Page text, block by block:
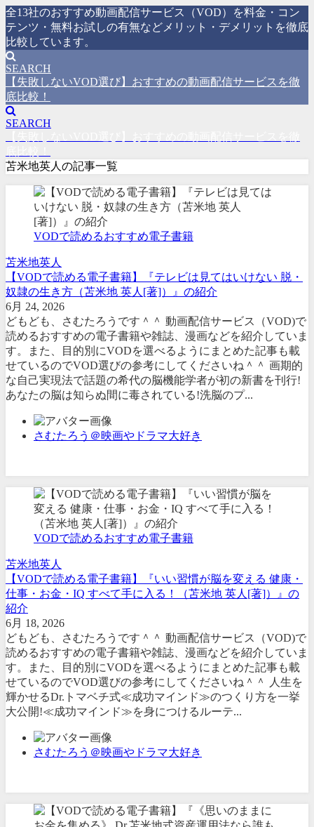
全13社のおすすめ動画配信サービス（VOD）を料金・コン
テンツ・無料お試しの有無などメリット・デメリットを徹底
比較しています。
SEARCH
【失敗しないVOD選び】おすすめの動画配信サービスを徹
底比較！
SEARCH
苫米地英人の記事一覧
VODで読めるおすすめ電子書籍
苫米地英人
【VODで読める電子書籍】『テレビは見てはいけない 脱・
奴隷の生き方（苫米地 英人[著]）』の紹介
6月 24, 2026
どもども、さむたろうです＾＾ 動画配信サービス（VOD)で
読めるおすすめの電子書籍や雑誌、漫画などを紹介していま
す。また、目的別にVODを選べるようにまとめた記事も載
せているのでVOD選びの参考にしてくださいね＾＾ 画期的
な自己実現法で話題の希代の脳機能学者が初の新書を刊行!
あなたの脳は知らぬ間に毒されている!洗脳のプ...
さむたろう＠映画やドラマ大好き
VODで読めるおすすめ電子書籍
苫米地英人
【VODで読める電子書籍】『いい習慣が脳を変える 健康・
仕事・お金・IQ すべて手に入る！（苫米地 英人[著]）』の
紹介
6月 18, 2026
どもども、さむたろうです＾＾ 動画配信サービス（VOD)で
読めるおすすめの電子書籍や雑誌、漫画などを紹介していま
す。また、目的別にVODを選べるようにまとめた記事も載
せているのでVOD選びの参考にしてくださいね＾＾ 人生を
輝かせるDr.トマベチ式≪成功マインド≫のつくり方を一挙
大公開!≪成功マインド≫を身につけるルーテ...
さむたろう＠映画やドラマ大好き